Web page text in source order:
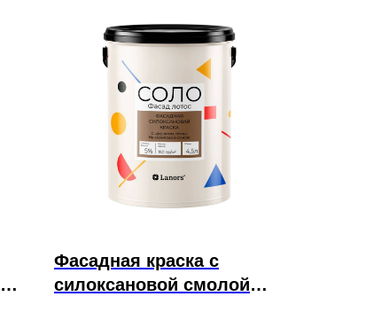
Фасадная краска с
силоксановой смолой